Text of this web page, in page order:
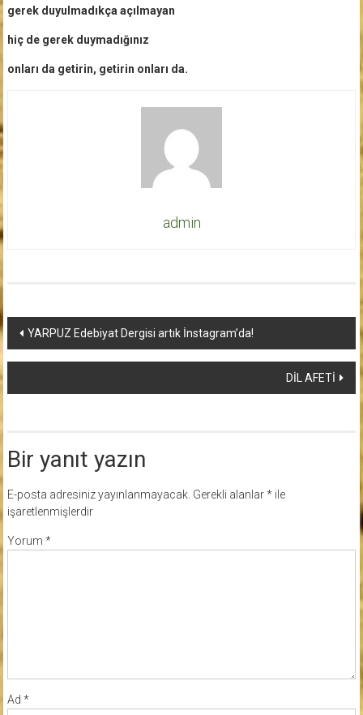
gerek duyulmadıkça açılmayan
hiç de gerek duymadığınız
onları da getirin, getirin onları da.
admin
Yazı
dolaşımı
YARPUZ Edebiyat Dergisi artık İnstagram’da!
DİL AFETİ
Bir yanıt yazın
E-posta adresiniz yayınlanmayacak. Gerekli alanlar*ile
işaretlenmişlerdir
Yorum *
Ad *